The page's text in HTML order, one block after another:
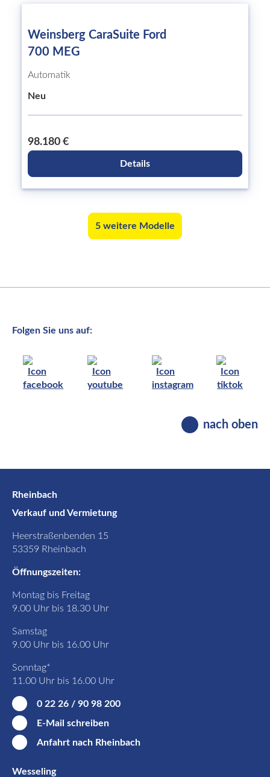
Weinsberg CaraSuite Ford
700 MEG
Automatik
Neu
98.180 €
Details
5 weitere Modelle
Folgen Sie uns auf:
nach oben
Rheinbach
Verkauf und Vermietung
Heerstraßenbenden 15
53359 Rheinbach
Öffnungszeiten:
Montag bis Freitag
9.00 Uhr bis 18.30 Uhr
Samstag
9.00 Uhr bis 16.00 Uhr
Sonntag*
11.00 Uhr bis 16.00 Uhr
0 22 26 / 90 98 200
E-Mail schreiben
Anfahrt nach Rheinbach
Wesseling